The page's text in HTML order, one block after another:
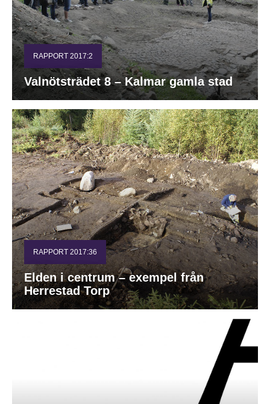
RAPPORT 2017:2
Valnötsträdet 8 – Kalmar gamla stad
RAPPORT 2017:36
Elden i centrum – exempel från
Herrestad Torp